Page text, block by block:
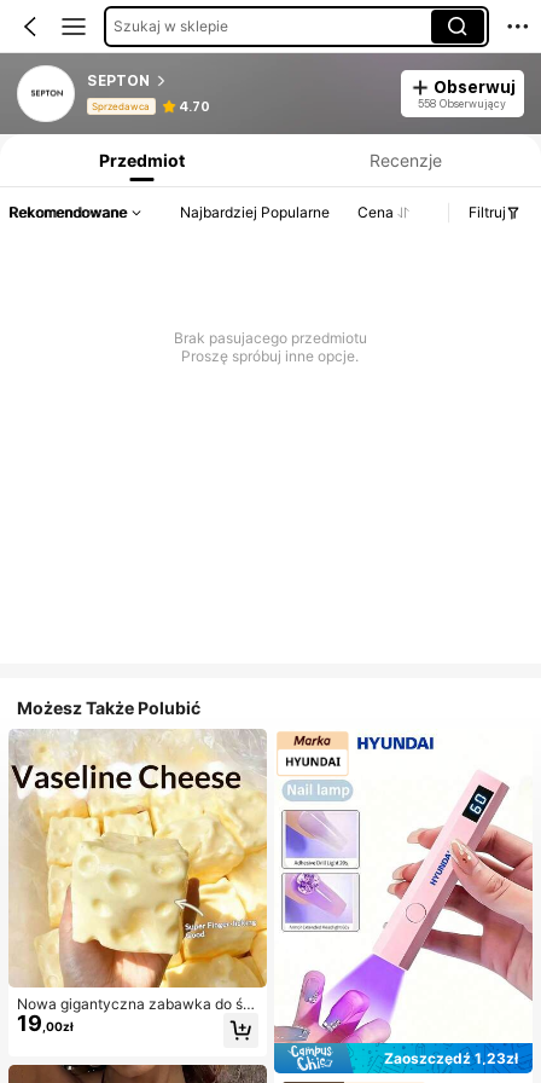
Szukaj w sklepie
SEPTON
Sprzedawca 4.70
Obserwuj
558 Obserwujący
Przedmiot Recenzje
Rekomendowane Najbardziej Popularne Cena Filtruj
Brak pasujacego przedmiotu
Proszę spróbuj inne opcje.
Możesz Także Polubić
Nowa gigantyczna zabawka do ści
skania w kształcie sera z nadzienie
m, kwadratowa piłka serowa do ści
a, powolne odbijanie, obudowa z T
19,00zł
Zaoszczędź 1,23zł